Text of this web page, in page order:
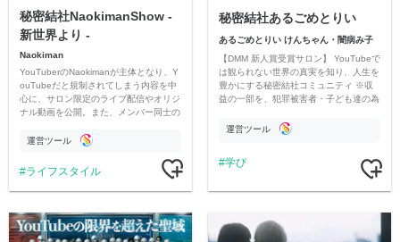
秘密結社NaokimanShow -
新世界より -
Naokiman
YouTuberのNaokimanが主体となり、Y
ouTubeだと規制されてしまう内容を中
心に、サロン限定のライブ配信やオリジ
ナル動画を公開。また、メンバー同士の
ただいています。
運営ツール
ライフスタイル
秘密結社あるごめとりい
あるごめとりい けんちゃん・闇病み子
【DMM 新人賞受賞サロン】 YouTubeで
は観られない世界の真実を知り、人生を
豊かにする秘密結社コミュニティ ※収
益の一部を、犯罪被害者・子ども達の為
す運営ツール
学び